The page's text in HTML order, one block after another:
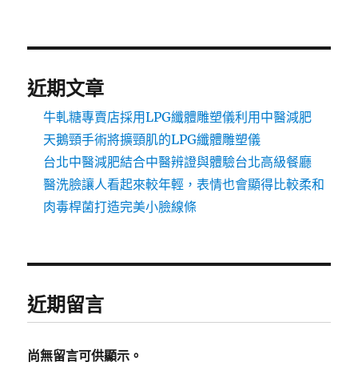
近期文章
牛軋糖專賣店採用LPG纖體雕塑儀利用中醫減肥
天鵝頸手術將擴頸肌的LPG纖體雕塑儀
台北中醫減肥結合中醫辨證與體驗台北高級餐廳
醫洗臉讓人看起來較年輕，表情也會顯得比較柔和
肉毒桿菌打造完美小臉線條
近期留言
尚無留言可供顯示。